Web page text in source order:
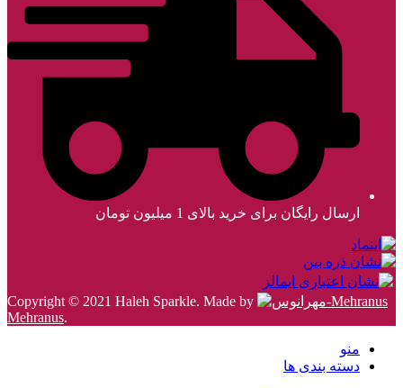
ارسال رایگان برای خرید بالای 1 میلیون تومان
Copyright © 2021 Haleh Sparkle. Made by
Mehranus.
منو
دسته بندی ها